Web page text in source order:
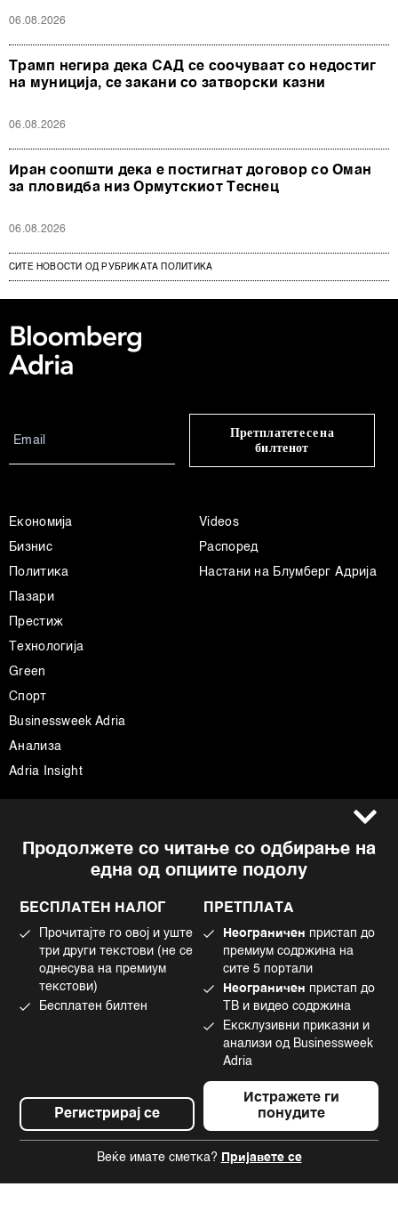
06.08.2026
Трамп негира дека САД се соочуваат со недостиг
на муниција, се закани со затворски казни
06.08.2026
Иран соопшти дека е постигнат договор со Оман
за пловидба низ Ормутскиот Теснец
06.08.2026
СИТЕ НОВОСТИ ОД РУБРИКАТА ПОЛИТИКА
Продолжете со читање со одбирање на
една од опциите подолу
БЕСПЛАТЕН НАЛОГ
Прочитајте го овој и уште
три други текстови (не се
однесува на премиум
текстови)
Бесплатен билтен
Регистрирај се
ПРЕТПЛАТА
Неограничен пристап до
премиум содржина на
сите 5 портали
Неограничен пристап до
ТВ и видео содржина
Ексклузивни приказни и
анализи од Businessweek
Adria
Истражете ги
понудите
Веќе имате сметка? Пријавете се
Претплатете се на
билтенот
Економија
Бизнис
Политика
Пазари
Престиж
Технологија
Green
Спорт
Businessweek Adria
Анализа
Adria Insight
Videos
Распоред
Настани на Блумберг Адрија
Импресум
Политика на приватност
Употреба на вештачка интелигенција
Facebook
Instagram
Tiktok
©2022 - 2026 Bloomberg L.P. All Rights Reserved. BLOOMBERG and the
BLOOMBERG logo are registered trademarks and service marks of
Bloomberg Finance L.P. or its subsidiaries, displayed with permission
Bloomberg Adria is a Mtel Swiss SA Property
News CMS by Cubes